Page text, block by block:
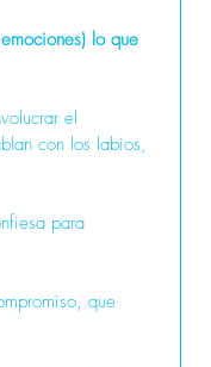
lo que
el
con los labios,
para
que